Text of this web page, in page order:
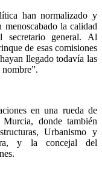
han normalizado y
la calidad
general. Al
de esas comisiones
llegado todavía las
en una rueda de
donde también
Urbanismo y
y la concejal del